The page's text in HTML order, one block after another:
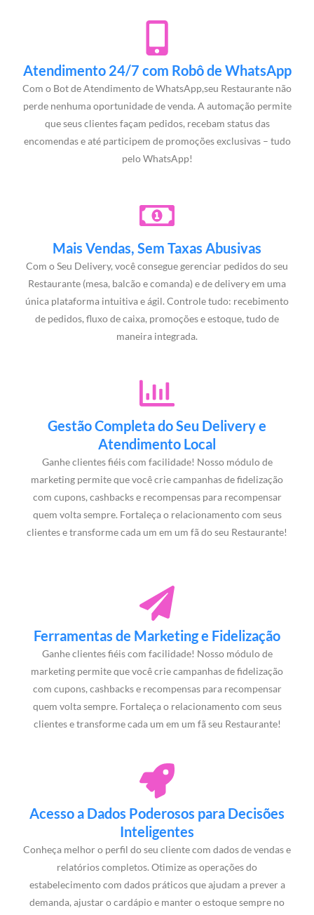
Atendimento 24/7 com Robô de WhatsApp
Com o Bot de Atendimento de WhatsApp,seu Restaurante não
perde nenhuma oportunidade de venda. A automação permite
que seus clientes façam pedidos, recebam status das
encomendas e até participem de promoções exclusivas – tudo
pelo WhatsApp!
Mais Vendas, Sem Taxas Abusivas
Com o Seu Delivery, você consegue gerenciar pedidos do seu
Restaurante (mesa, balcão e comanda) e de delivery em uma
única plataforma intuitiva e ágil. Controle tudo: recebimento
de pedidos, fluxo de caixa, promoções e estoque, tudo de
maneira integrada.
Gestão Completa do Seu Delivery e
Atendimento Local
Ganhe clientes fiéis com facilidade! Nosso módulo de
marketing permite que você crie campanhas de fidelização
com cupons, cashbacks e recompensas para recompensar
quem volta sempre. Fortaleça o relacionamento com seus
clientes e transforme cada um em um fã do seu Restaurante!
Ferramentas de Marketing e Fidelização
Ganhe clientes fiéis com facilidade! Nosso módulo de
marketing permite que você crie campanhas de fidelização
com cupons, cashbacks e recompensas para recompensar
quem volta sempre. Fortaleça o relacionamento com seus
clientes e transforme cada um em um fã seu Restaurante!
Acesso a Dados Poderosos para Decisões
Inteligentes
Conheça melhor o perfil do seu cliente com dados de vendas e
relatórios completos. Otimize as operações do
estabelecimento com dados práticos que ajudam a prever a
demanda, ajustar o cardápio e manter o estoque sempre no